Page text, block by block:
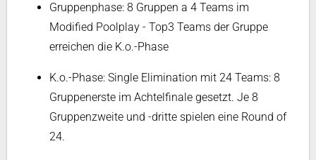
Gruppenphase: 8 Gruppen a 4 Teams im
Modified Poolplay - Top3 Teams der Gruppe
erreichen die K.o.-Phase
K.o.-Phase: Single Elimination mit 24 Teams: 8
Gruppenerste im Achtelfinale gesetzt. Je 8
Gruppenzweite und -dritte spielen eine Round of
24.